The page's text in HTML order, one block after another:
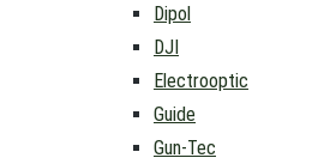
Dipol
DJI
Electrooptic
Guide
Gun-Tec